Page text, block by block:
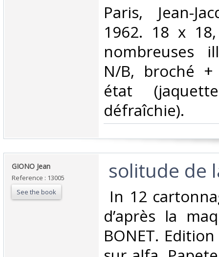
‎Paris, Jean-
1962. 18 x
nombreuses
N/B, broché
état
défraîchie).‎
‎GIONO Jean ‎
Reference : 13005
See the book
solitude de
In 12
d’après la
BONET.